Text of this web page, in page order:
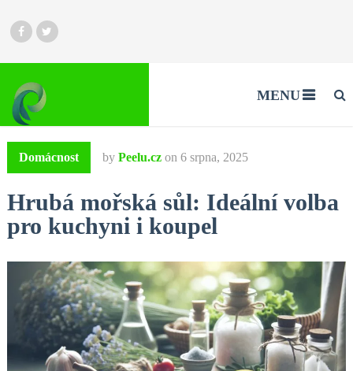
MENU
Domácnost by Peelu.cz on 6 srpna, 2025
Hrubá mořská sůl: Ideální volba
pro kuchyni i koupel